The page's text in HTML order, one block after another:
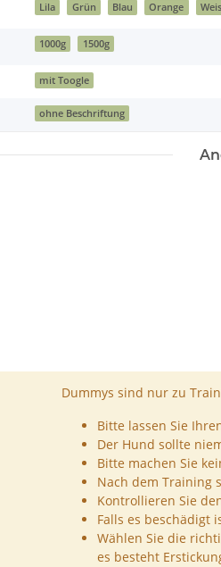
Lila Grün Blau Orange
1000g 1500g
mit Toogle
ohne Beschriftung
Dummys sind nur zu
Bitte lassen Sie
Der Hund sollte
Bitte machen Sie
Nach dem Training
Kontrollieren Sie
Falls es beschädigt
Wählen Sie die
es besteht